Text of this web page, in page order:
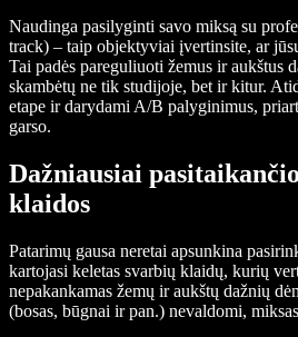
Naudinga pasilyginti savo miksą su
track) – taip objektyviai įvertinsite, ar
Tai padės pareguliuoti žemus ir aukštus
skambėtų ne tik studijoje, bet ir kitur.
etape ir darydami A/B palyginimus,
garso.
Dažniausiai
klaidos
Patarimų gausa neretai apsunkina
kartojasi keletas svarbių klaidų, kurių
nepakankamas žemų ir aukštų dažnių
(bosas, būgnai ir pan.) nevaldomi,